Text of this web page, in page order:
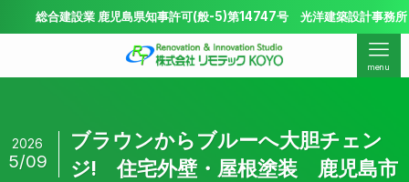
建設業 鹿児島県知事許可(般-5)第14747号 光洋建築設計事務所 鹿児島
menu
ブラウンからブルーへ大胆チェン
ジ! 住宅外壁・屋根塗装 鹿児島市
2026
5/09